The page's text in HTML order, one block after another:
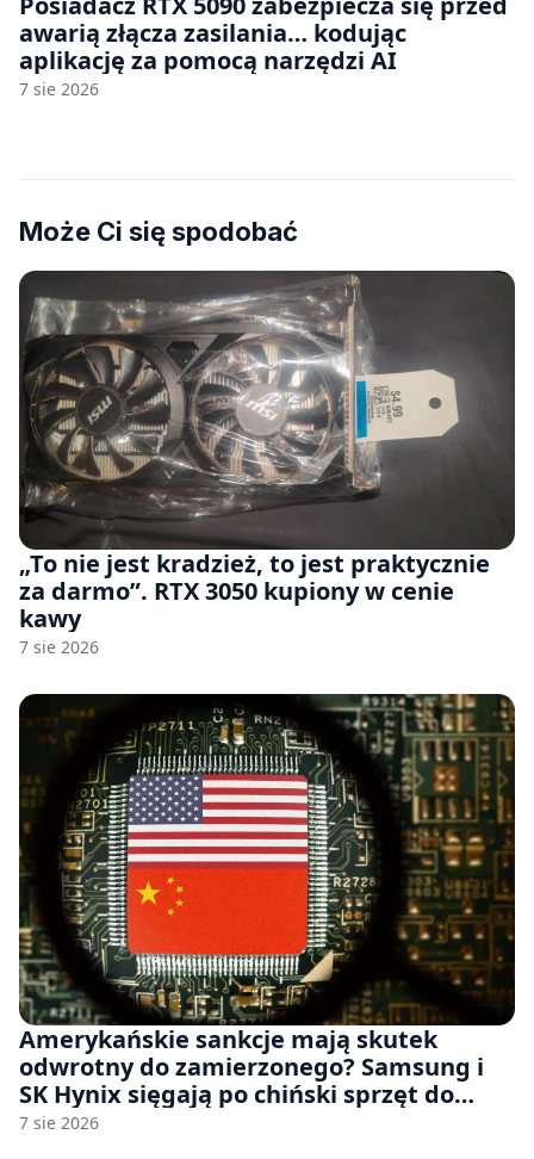
awarią złącza zasilania… kodując
aplikację za pomocą narzędzi AI
7 sie 2026
Może Ci się spodobać
„To nie jest kradzież, to jest praktycznie
za darmo”. RTX 3050 kupiony w cenie
kawy
7 sie 2026
Amerykańskie sankcje mają skutek
odwrotny do zamierzonego? Samsung i
SK Hynix sięgają po chiński sprzęt do
fabryk chipów
7 sie 2026